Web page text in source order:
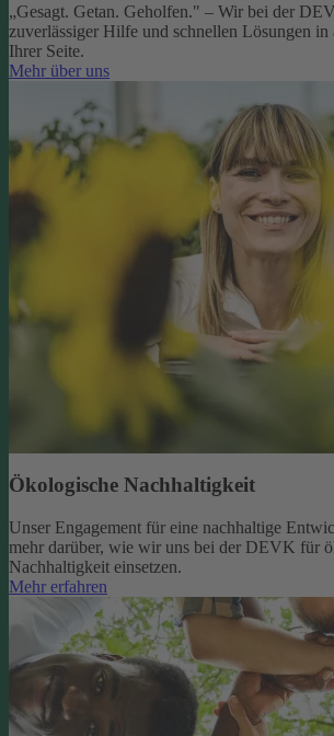
„Gesagt. Getan. Geholfen." – Wir bei der
zuverlässiger Hilfe und schnellen Lösungen in
Ihrer Seite.
Mehr über uns
Ökologische Nachhaltigkeit
Unser Engagement für eine nachhaltige
mehr darüber, wie wir uns bei der DEVK für
Nachhaltigkeit einsetzen.
Mehr erfahren